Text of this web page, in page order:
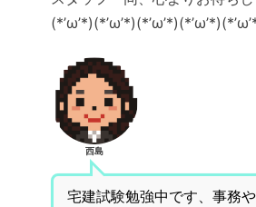
西島
宅建試験勉強中です、事務